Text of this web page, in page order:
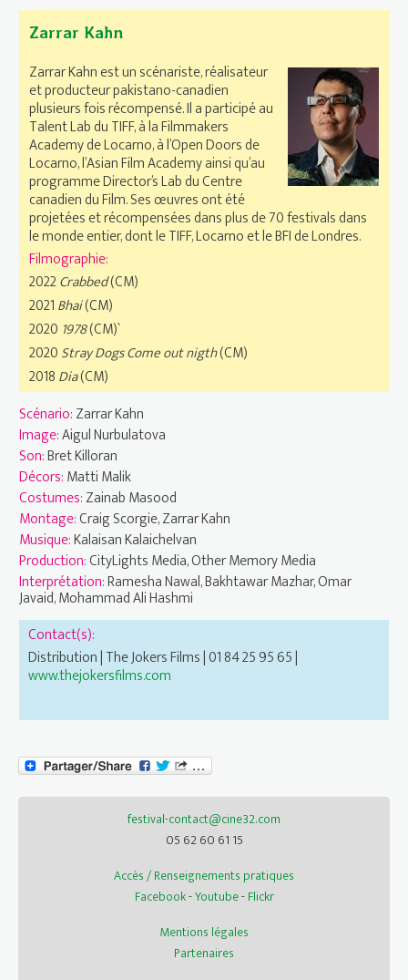
Zarrar Kahn
Zarrar Kahn est un scénariste, réalisateur
et producteur pakistano-canadien
plusieurs fois récompensé. Il a participé au
Talent Lab du TIFF, à la Filmmakers
Academy de Locarno, à l’Open Doors de
Locarno, l’Asian Film Academy ainsi qu’au
programme Director’s Lab du Centre
canadien du Film. Ses œuvres ont été
projetées et récompensées dans plus de 70 festivals dans
le monde entier, dont le TIFF, Locarno et le BFI de Londres.
Filmographie:
2022Crabbed(CM)
2021Bhai(CM)
2020 1978(CM)`
2020Stray Dogs Come out nigth(CM)
2018Dia(CM)
Scénario:Zarrar Kahn
Image:Aigul Nurbulatova
Son:Bret Killoran
Décors:Matti Malik
Costumes:Zainab Masood
Montage:Craig Scorgie, Zarrar Kahn
Musique:Kalaisan Kalaichelvan
Production:CityLights Media, Other Memory Media
Interprétation:Ramesha Nawal, Bakhtawar Mazhar, Omar
Javaid, Mohammad Ali Hashmi
Contact(s):
Distribution | The Jokers Films | 01 84 25 95 65 |
www.thejokersfilms.com
festival-contact@cine32.com
05 62 60 61 15
Accès / Renseignements pratiques
Facebook-Youtube-Flickr
Mentions légales
Partenaires